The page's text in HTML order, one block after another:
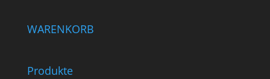
WARENKORB
Produkte